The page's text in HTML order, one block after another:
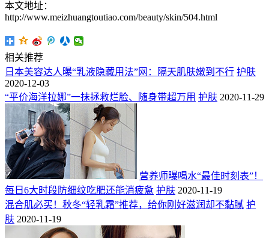
本文地址：
http://www.meizhuangtoutiao.com/beauty/skin/504.html
相关推荐
日本美容达人曝“乳液隐藏用法”网：隔天肌肤嫩到不行 护肤
2020-12-03
“平价海洋拉娜”一抹拯救烂脸、随身带超万用 护肤 2020-11-29
营养师曝喝水“最佳时刻表”！
每日6大时段防细纹吃肥还能消疲惫 护肤 2020-11-19
混合肌必买！秋冬“轻乳霜”推荐，给你刚好滋润却不黏腻 护
肤 2020-11-19